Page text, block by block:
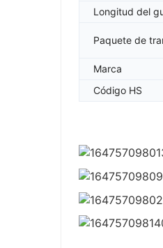
Longitud del
Paquete de
Marca
Código HS